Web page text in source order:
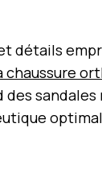
détails
chaussure
des